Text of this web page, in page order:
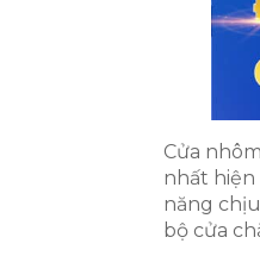
Cửa
nhất hiện
năng
bộ cửa